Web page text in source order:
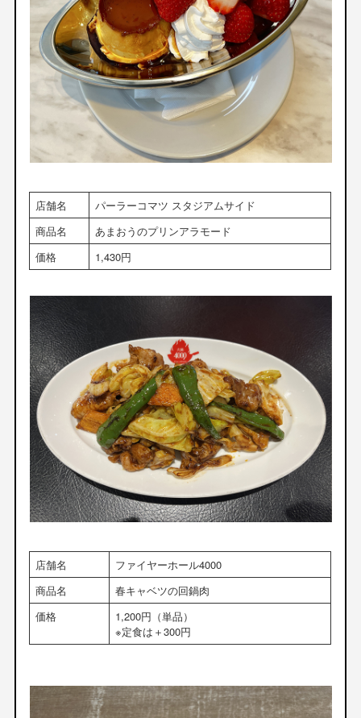
店舗名
パーラーコマツ スタジアムサイド
商品名
あまおうのプリンアラモード
価格
1,430円
店舗名
ファイヤーホール4000
商品名
春キャベツの回鍋肉
価格
1,200円（単品）
※定食は＋300円